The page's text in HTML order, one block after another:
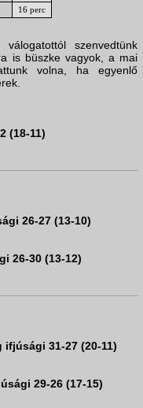
16 perc
szenvedtünk
is büszke vagyok, a mai
volna, ha egyenlő
(18-11)
26-27 (13-10)
26-30 (13-12)
31-27 (20-11)
29-26 (17-15)